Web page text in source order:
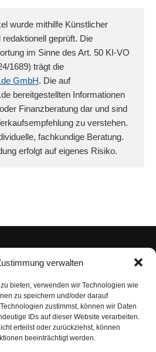
verwalten
bieten, verwenden wir Technologien wie
zu speichern und/oder darauf
zustimmst, können wir Daten
IDs auf dieser Website verarbeiten.
erteilst oder zurückziehst, können
beeinträchtigt werden.
wurde mithilfe Künstlicher
geprüft. Die
im Sinne des Art. 50 KI-VO
1689) trägt die
GmbH. Die auf
bereitgestellten Informationen
Finanzberatung dar und sind
zu verstehen.
fachkundige Beratung.
erfolgt auf eigenes Risiko.